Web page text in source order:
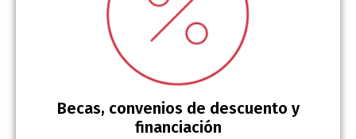
Becas, convenios de descuento y
financiación